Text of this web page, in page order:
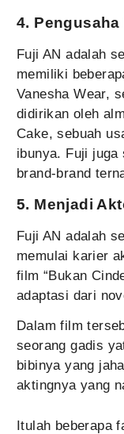
4. Pengusaha
Fuji AN adalah
memiliki
Vanesha Wear,
didirikan oleh
Cake, sebuah
ibunya. Fuji juga
brand-brand
5. Menjadi
Fuji AN adalah
memulai karier
film “Bukan
adaptasi dari
Dalam film
seorang gadis
bibinya yang
aktingnya yang
Itulah beberapa